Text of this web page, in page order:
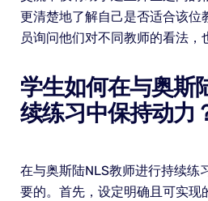
更清楚地了解自己是否适合该位
员询问他们对不同教师的看法，
学生如何在与奥斯
续练习中保持动力
在与奥斯陆NLS教师进行持续练
要的。首先，设定明确且可实现